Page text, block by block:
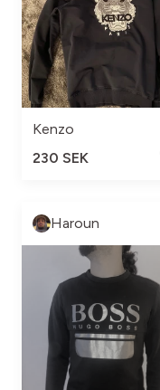
Kenzo
230 SEK
Haroun